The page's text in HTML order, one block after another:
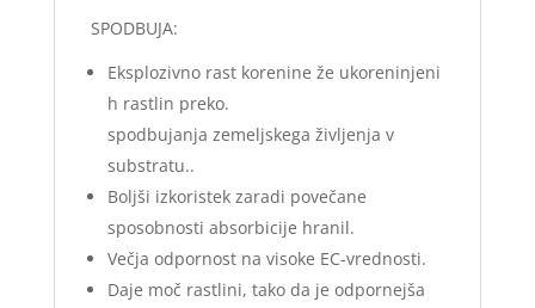
SPODBUJA:
Eksplozivno rast korenine že ukoreninjeni
h rastlin preko.
spodbujanja zemeljskega življenja v
substratu..
Boljši izkoristek zaradi povečane
sposobnosti absorbicije hranil.
Večja odpornost na visoke EC-vrednosti.
Daje moč rastlini, tako da je odpornejša